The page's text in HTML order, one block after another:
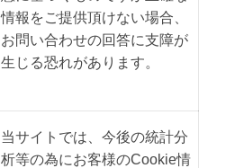
情報をご提供頂けない場合、
お問い合わせの回答に支障が
生じる恐れがあります。
当サイトでは、今後の統計分
析等の為にお客様のCookie情